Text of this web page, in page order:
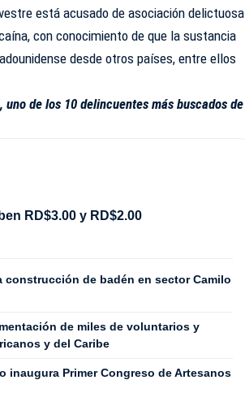
está acusado de asociación delictuosa
con conocimiento de que la sustancia
desde otros países, entre ellos
uno de los 10 delincuentes más buscados de
RD$3.00 y RD$2.00
de badén en sector Camilo
de miles de voluntarios y
y del Caribe
inaugura Primer Congreso de Artesanos